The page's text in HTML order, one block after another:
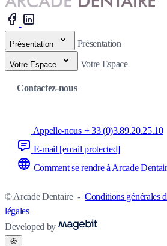
Présentation Présentation
Votre Espace Votre Espace
Contactez-nous
Appelle-nous + 33 (0)3.89.20.25.10
E-mail [email protected]
Comment se rendre à Arcade
© Arcade Dentaire - Conditions générales
légales
Developed by
🍪